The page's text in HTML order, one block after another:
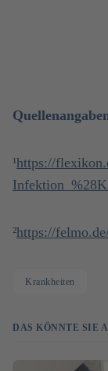
¹https://
²https://
Krankheiten
DAS KÖNNTE SIE